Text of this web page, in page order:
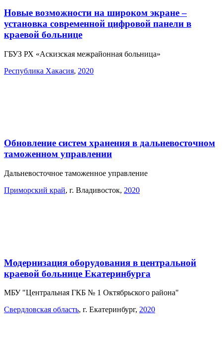
Новые возможности на широком экране –
установка современной цифровой панели в
краевой больнице
ГБУЗ РХ «Аскизская межрайонная больница»
Республика Хакасия, 2020
Обновление систем хранения в дальневосточном
таможенном управлении
Дальневосточное таможенное управление
Приморский край, г. Владивосток, 2020
Модернизация оборудования в центральной
краевой больнице Екатеринбурга
МБУ "Центральная ГКБ № 1 Октябрьского района"
Свердловская область, г. Екатеринбург, 2020